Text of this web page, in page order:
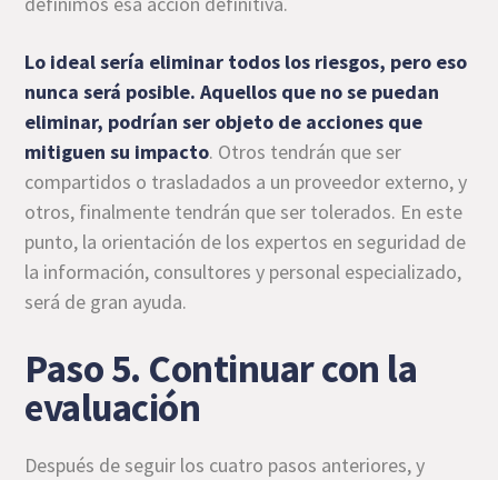
Lo ideal sería eliminar todos los riesgos, pero eso
nunca será posible. Aquellos que no se puedan
eliminar, podrían ser objeto de acciones que
mitiguen su impacto. Otros tendrán que ser
compartidos o trasladados a un proveedor externo, y
otros, finalmente tendrán que ser tolerados. En este
punto, la orientación de los expertos en seguridad de
la información, consultores y personal especializado,
será de gran ayuda.
Paso 5. Continuar con la
evaluación
Después de seguir los cuatro pasos anteriores, y